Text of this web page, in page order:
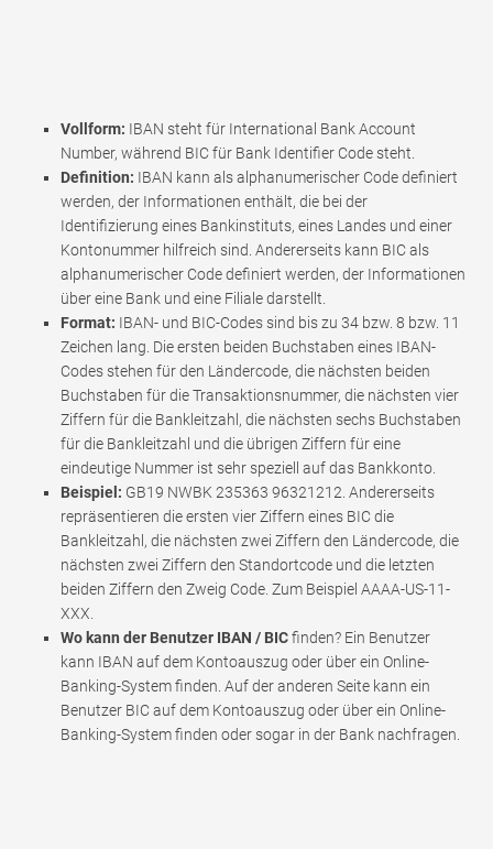
Vollform: IBAN steht für International Bank Account
Number, während BIC für Bank Identifier Code steht.
Definition: IBAN kann als alphanumerischer Code definiert
werden, der Informationen enthält, die bei der
Identifizierung eines Bankinstituts, eines Landes und einer
Kontonummer hilfreich sind. Andererseits kann BIC als
alphanumerischer Code definiert werden, der Informationen
über eine Bank und eine Filiale darstellt.
Format: IBAN- und BIC-Codes sind bis zu 34 bzw. 8 bzw. 11
Zeichen lang. Die ersten beiden Buchstaben eines IBAN-
Codes stehen für den Ländercode, die nächsten beiden
Buchstaben für die Transaktionsnummer, die nächsten vier
Ziffern für die Bankleitzahl, die nächsten sechs Buchstaben
für die Bankleitzahl und die übrigen Ziffern für eine
eindeutige Nummer ist sehr speziell auf das Bankkonto.
Beispiel: GB19 NWBK 235363 96321212. Andererseits
repräsentieren die ersten vier Ziffern eines BIC die
Bankleitzahl, die nächsten zwei Ziffern den Ländercode, die
nächsten zwei Ziffern den Standortcode und die letzten
beiden Ziffern den Zweig Code. Zum Beispiel AAAA-US-11-
XXX.
Wo kann der Benutzer IBAN / BICfinden? Ein Benutzer
kann IBAN auf dem Kontoauszug oder über ein Online-
Banking-System finden. Auf der anderen Seite kann ein
Benutzer BIC auf dem Kontoauszug oder über ein Online-
Banking-System finden oder sogar in der Bank nachfragen.